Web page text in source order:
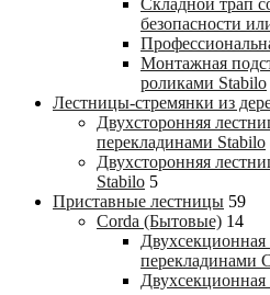
безопасности
Монтажная
роликами Stabilo
Лестницы-стремянки из
Двухсторонняя
перекладинами Stabilo
Двухсторонняя
Stabilo 5
Приставные лестницы 59
Corda (Бытовые) 14
Двухсекционная
перекладинами